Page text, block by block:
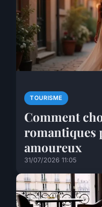
TOURISME
Comment
romantiques
amoureux
31/07/2026 11:05